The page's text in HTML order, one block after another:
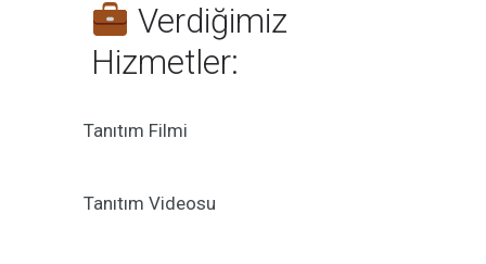
Verdiğimiz
Hizmetler:
Tanıtım Filmi
Tanıtım Videosu